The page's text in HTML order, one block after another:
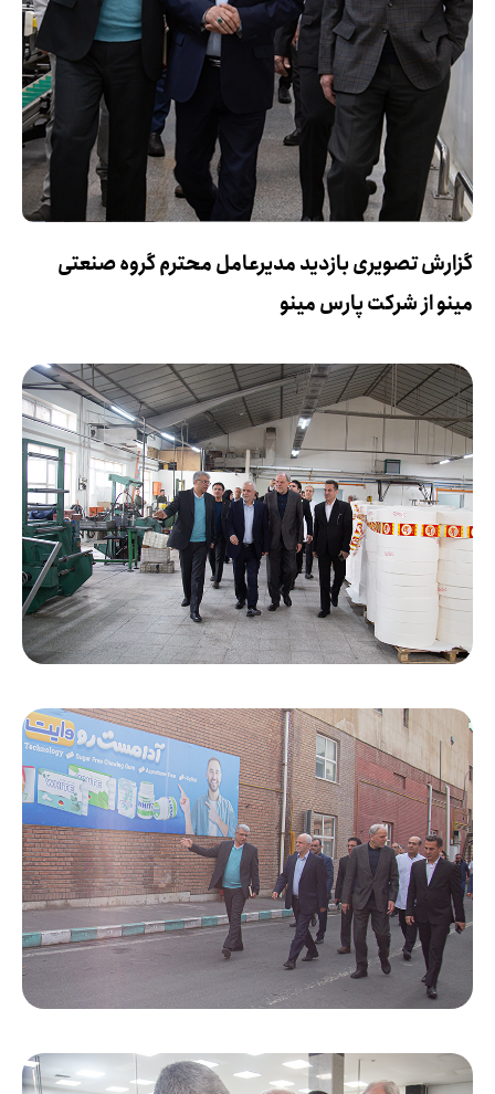
گزارش تصویری بازدید مدیرعامل محترم گروه صنعتی
مینو از شرکت پارس مینو